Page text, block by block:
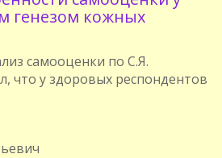
генезом кожных
самооценки по С.Я.
что у здоровых респондентов